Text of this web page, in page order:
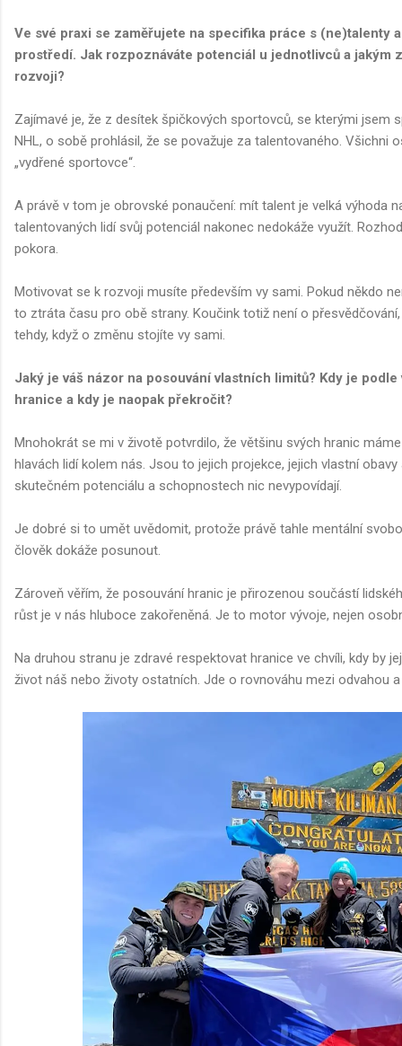
Ve své praxi se zaměřujete na specifika práce s (ne)talenty
prostředí. Jak rozpoznáváte potenciál u jednotlivců a jakým
rozvoji?
Zajímavé je, že z desítek špičkových sportovců, se kterými jsem
NHL, o sobě prohlásil, že se považuje za talentovaného. Všichni
„vydřené sportovce“.
A právě v tom je obrovské ponaučení: mít talent je velká výhoda
talentovaných lidí svůj potenciál nakonec nedokáže využít.
pokora.
Motivovat se k rozvoji musíte především vy sami. Pokud někdo
to ztráta času pro obě strany. Koučink totiž není o
tehdy, když o změnu stojíte vy sami.
Jaký je váš názor na posouvání vlastních limitů? Kdy je
hranice a kdy je naopak překročit?
Mnohokrát se mi v životě potvrdilo, že většinu svých hranic
hlavách lidí kolem nás. Jsou to jejich projekce, jejich vlastní
skutečném potenciálu a schopnostech nic nevypovídají.
Je dobré si to umět uvědomit, protože právě tahle mentální
člověk dokáže posunout.
Zároveň věřím, že posouvání hranic je přirozenou součástí
růst je v nás hluboce zakořeněná. Je to motor vývoje, nejen
Na druhou stranu je zdravé respektovat hranice ve chvíli, kdy by
život náš nebo životy ostatních. Jde o rovnováhu mezi odvahou